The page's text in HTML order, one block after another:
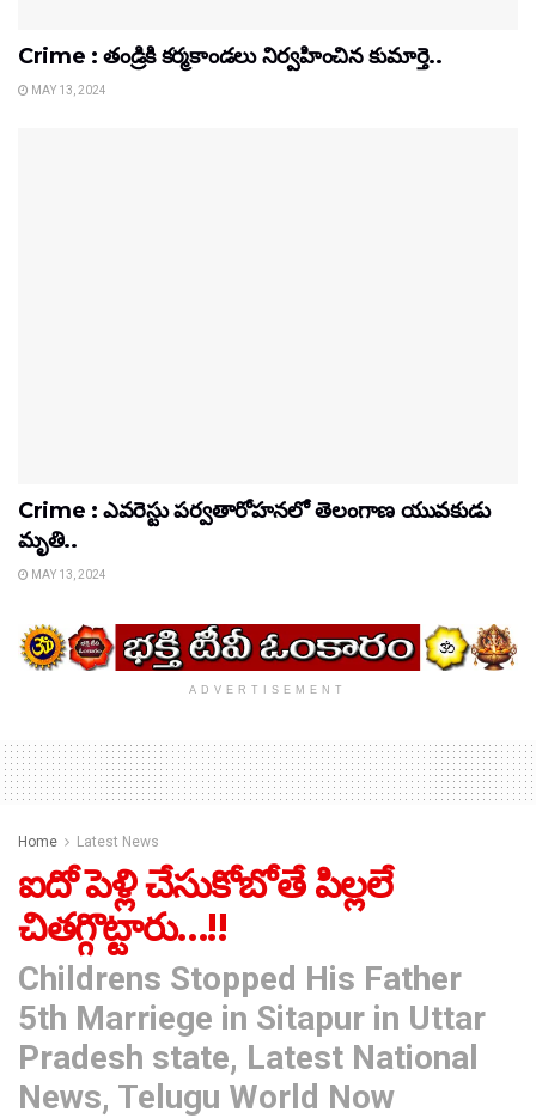
Crime : తండ్రికి కర్మకాండలు నిర్వహించిన కుమార్తె..
MAY 13, 2024
Crime : ఎవరెస్టు పర్వతారోహనలో తెలంగాణ యువకుడు
మృతి..
MAY 13, 2024
ADVERTISEMENT
Home Latest News
ఐదో పెళ్లి చేసుకోబోతే పిల్లలే
చితగ్గొట్టారు…!!
Childrens Stopped His Father
5th Marriege in Sitapur in Uttar
Pradesh state, Latest National
News, Telugu World Now